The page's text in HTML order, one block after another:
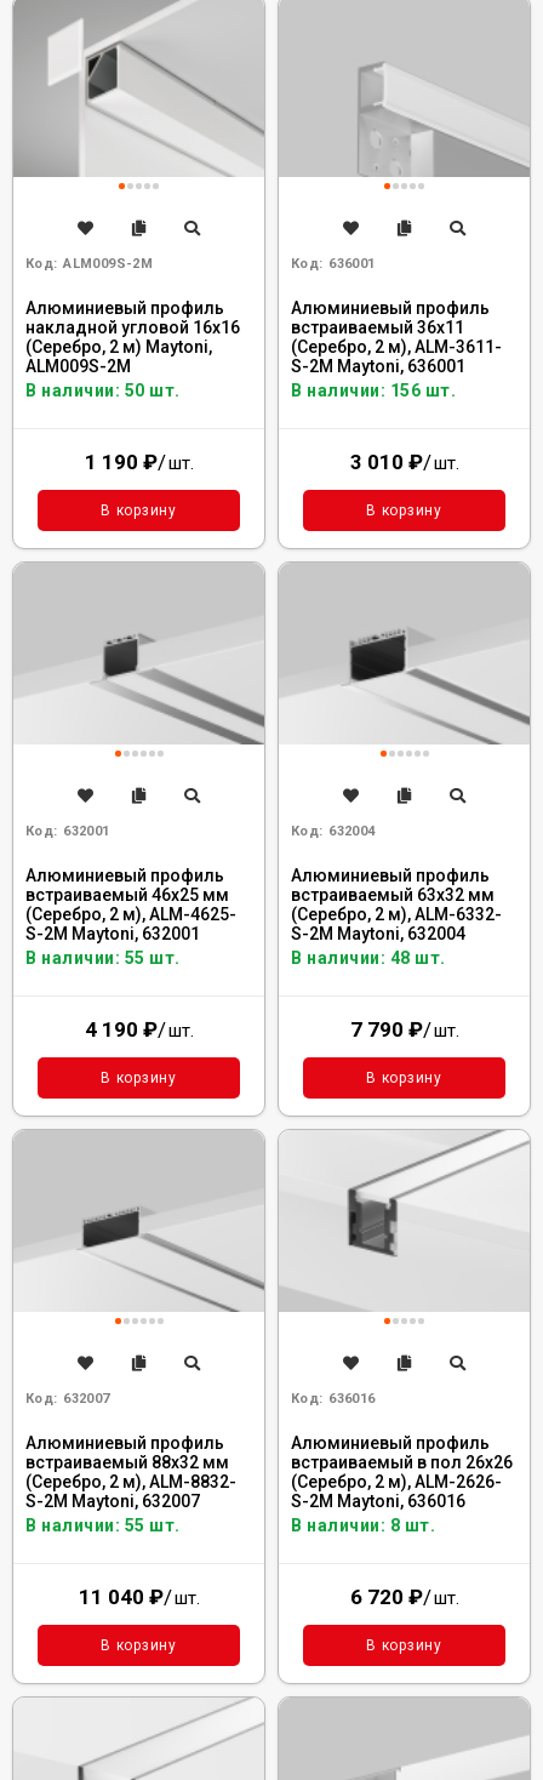
Код: ALM009S-2M
Алюминиевый профиль
накладной угловой 16x16
(Серебро, 2 м) Maytoni,
ALM009S-2M
В наличии: 50 шт.
1 190 ₽/шт.
В корзину
Код: 636001
Алюминиевый профиль
встраиваемый 36x11
(Серебро, 2 м), ALM-3611-
S-2M Maytoni, 636001
В наличии: 156 шт.
3 010 ₽/шт.
В корзину
Код: 632001
Алюминиевый профиль
встраиваемый 46x25 мм
(Серебро, 2 м), ALM-4625-
S-2M Maytoni, 632001
В наличии: 55 шт.
4 190 ₽/шт.
В корзину
Код: 632004
Алюминиевый профиль
встраиваемый 63x32 мм
(Серебро, 2 м), ALM-6332-
S-2M Maytoni, 632004
В наличии: 48 шт.
7 790 ₽/шт.
В корзину
Код: 632007
Алюминиевый профиль
встраиваемый 88x32 мм
(Серебро, 2 м), ALM-8832-
S-2M Maytoni, 632007
В наличии: 55 шт.
11 040 ₽/шт.
В корзину
Код: 636016
Алюминиевый профиль
встраиваемый в пол 26x26
(Серебро, 2 м), ALM-2626-
S-2M Maytoni, 636016
В наличии: 8 шт.
6 720 ₽/шт.
В корзину